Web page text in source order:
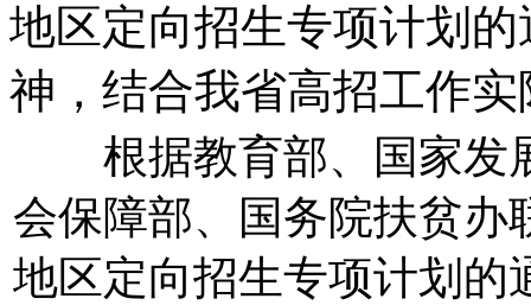
地区定向招生专项计划
神，结合我省高招工作
根据教育部、国家发
会保障部、国务院扶贫办
地区定向招生专项计划的